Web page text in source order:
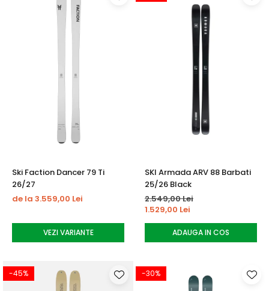
Ski Faction Dancer 79 Ti
26/27
de la 3.559,00 Lei
VEZI VARIANTE
SKI Armada ARV 88 Barbati
25/26 Black
2.549,00 Lei
1.529,00 Lei
ADAUGA IN COS
-45% -30%